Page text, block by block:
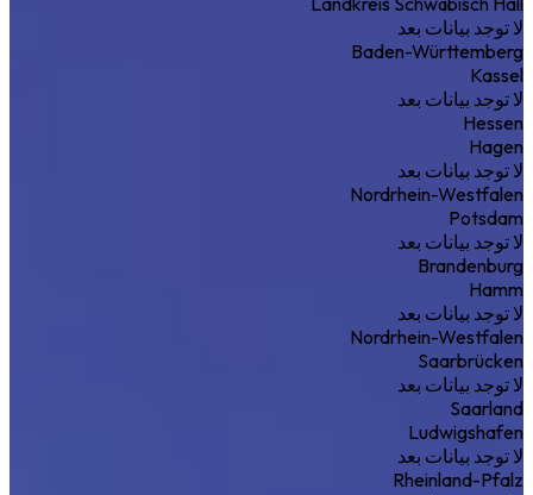
لا توجد بيانات بعد
Baden-Württemberg
Kassel
لا توجد بيانات بعد
Hessen
Hagen
لا توجد بيانات بعد
Nordrhein-Westfalen
Potsdam
لا توجد بيانات بعد
Brandenburg
Hamm
لا توجد بيانات بعد
Nordrhein-Westfalen
Saarbrücken
لا توجد بيانات بعد
Saarland
Ludwigshafen
لا توجد بيانات بعد
Rheinland-Pfalz